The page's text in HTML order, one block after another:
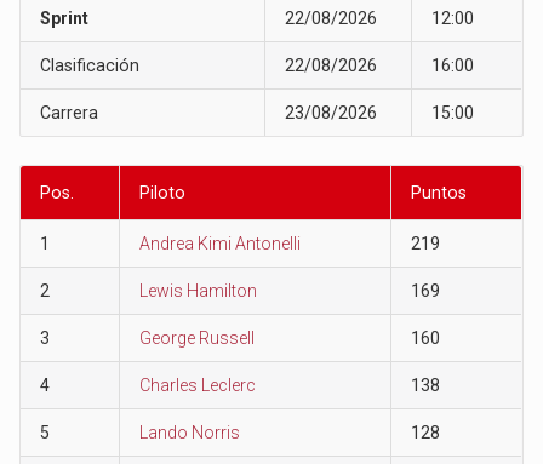
Sprint 22/08/2026 12:00
Clasificación 22/08/2026 16:00
Carrera 23/08/2026 15:00
Pos. Piloto Puntos
1 Andrea Kimi Antonelli 219
2 Lewis Hamilton 169
3 George Russell 160
4 Charles Leclerc 138
5 Lando Norris 128